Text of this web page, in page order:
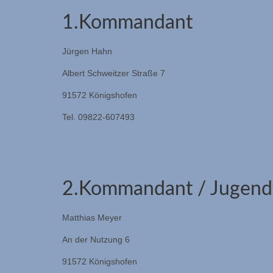
1.Kommandant
Jürgen Hahn
Albert Schweitzer Straße 7
91572 Königshofen
Tel. 09822-607493
2.Kommandant /
Matthias Meyer
An der Nutzung 6
91572 Königshofen